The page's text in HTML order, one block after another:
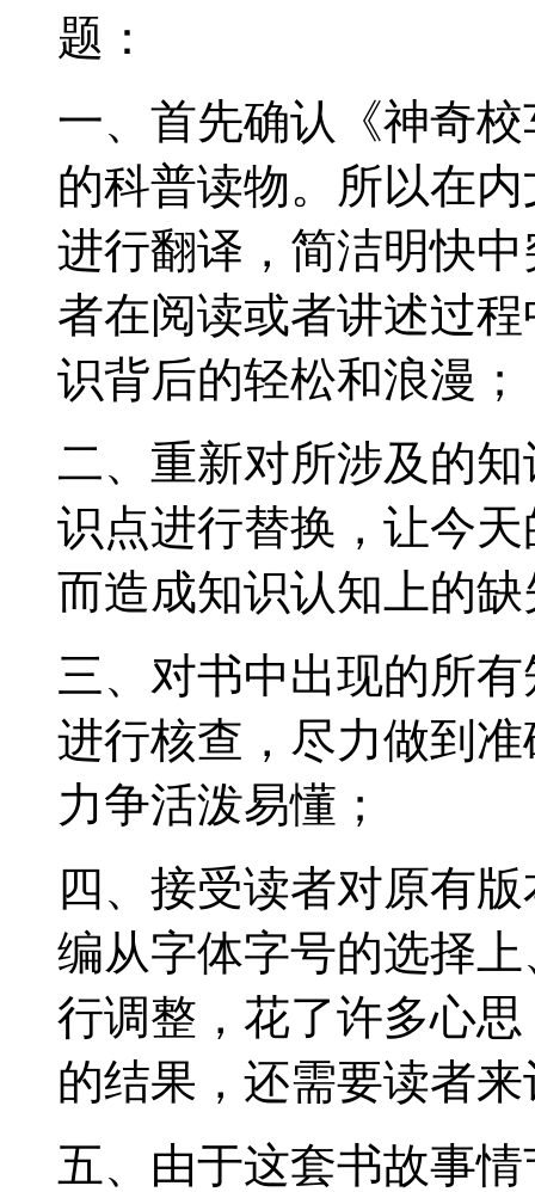
题：
一、首先确认《神奇
的科普读物。所以在
进行翻译，简洁明快
者在阅读或者讲述过
识背后的轻松和浪漫；
二、重新对所涉及的
识点进行替换，让今
而造成知识认知上的
三、对书中出现的所
进行核查，尽力做到
力争活泼易懂；
四、接受读者对原有
编从字体字号的选择
行调整，花了许多心
的结果，还需要读者
五、由于这套书故事